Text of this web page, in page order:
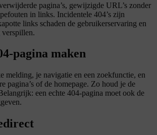
pagina’s, gewijzigde URL’s zonder
in links. Incidentele 404’s zijn
links schaden de gebruikerservaring en
verspillen.
pagina maken
melding, je navigatie en een zoekfunctie, en
pagina’s of de homepage. Zo houd je de
een echte 404-pagina moet ook de